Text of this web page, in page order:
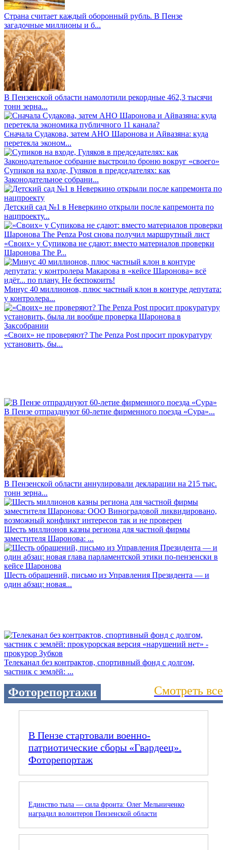
Страна считает каждый оборонный рубль. В Пензе
загадочные миллионы и б...
В Пензенской области намолотили рекордные 462,3 тысячи
тонн зерна...
Сначала Судакова, затем АНО Шаронова и Айвазяна: куда
перетекла эконом...
Супиков на входе, Гуляков в председателях: как
Законодательное собрани...
Детский сад №1 в Неверкино открыли после капремонта по
нацпроекту...
«Своих» у Супикова не сдают: вместо материалов проверки
Шаронова The P...
Минус 40 миллионов, плюс частный клон в контуре депутата:
у контролера...
«Своих» не проверяют? The Penza Post просит прокуратуру
установить, бы...
В Пензе отпразднуют 60-летие фирменного поезда «Сура»...
В Пензенской области аннулировали декларации на 215 тыс.
тонн зерна...
Шесть миллионов казны региона для частной фирмы
заместителя Шаронова: ...
Шесть обращений, письмо из Управления Президента — и
один абзац: новая...
Телеканал без контрактов, спортивный фонд с долгом,
частник с землёй: ...
Фоторепортажи Смотреть все
В Пензе стартовали военно-
патриотические сборы «Гвардеец».
Фоторепортаж
Единство тыла — сила фронта: Олег Мельниченко
наградил волонтеров Пензенской области